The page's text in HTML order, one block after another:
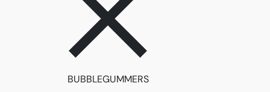
BUBBLEGUMMERSลบตัวกรอง